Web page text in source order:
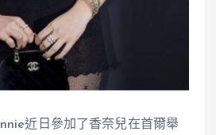
近日參加了香奈兒在首爾舉